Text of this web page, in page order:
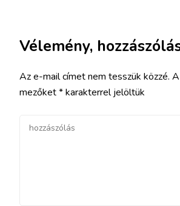
Vélemény,
Az e-mail címet nem tesszük közzé.
mezőket*karakterrel jelöltük